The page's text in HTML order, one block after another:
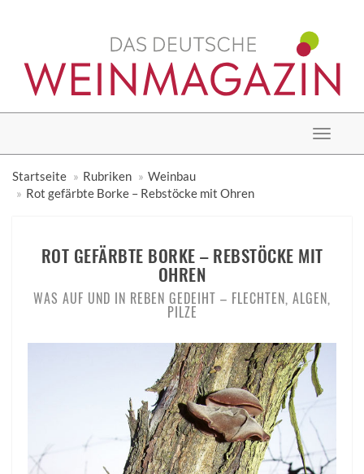
Toggle
Startseite
Rubriken
Weinbau
Rot gefärbte Borke – Rebstöcke mit Ohren
ROT GEFÄRBTE BORKE – REBSTÖCKE MIT
OHREN
WAS AUF UND IN REBEN GEDEIHT – FLECHTEN, ALGEN,
PILZE